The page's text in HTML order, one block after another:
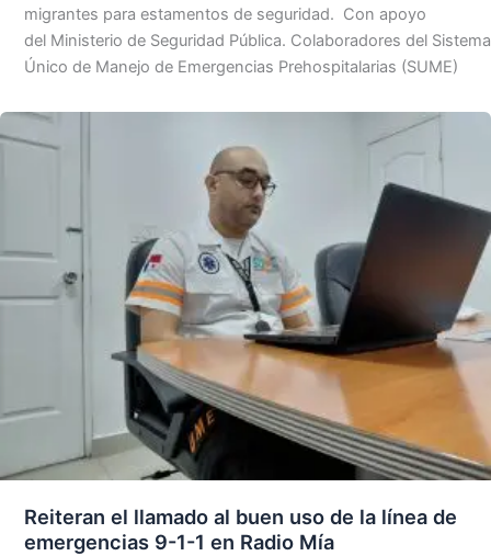
migrantes para estamentos de seguridad. Con apoyo
del Ministerio de Seguridad Pública. Colaboradores del Sistema
Único de Manejo de Emergencias Prehospitalarias (SUME)
Reiteran el llamado al buen uso de la línea de
emergencias 9-1-1 en Radio Mía